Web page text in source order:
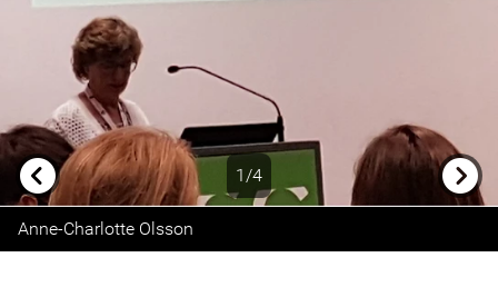
1/4
Previous
Anne-Charlotte Olsson